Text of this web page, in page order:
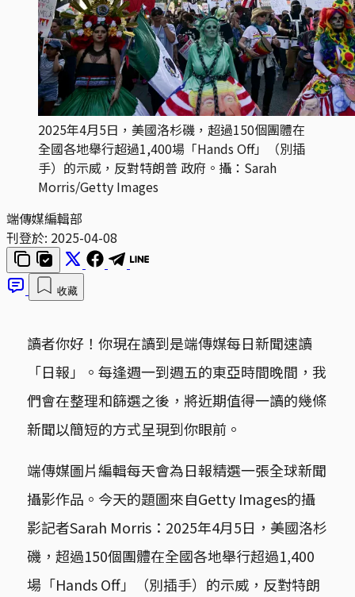
2025年4月5日，美國洛杉磯，超過150個團體在
全國各地舉行超過1,400場「Hands Off」（別插
手）的示威，反對特朗普 政府。攝：Sarah
Morris/Getty Images
端傳媒編輯部
刊登於: 2025-04-08
收藏
讀者你好！你現在讀到是端傳媒每日新聞速讀
「日報」。每逢週一到週五的東亞時間晚間，我
們會在整理和篩選之後，將近期值得一讀的幾條
新聞以簡短的方式呈現到你眼前。
端傳媒圖片編輯每天會為日報精選一張全球新聞
攝影作品。今天的題圖來自Getty Images的攝
影記者Sarah Morris：2025年4月5日，美國洛杉
磯，超過150個團體在全國各地舉行超過1,400
場「Hands Off」（別插手）的示威，反對特朗